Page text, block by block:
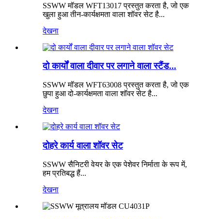
SSWW मॉडल WFT13017 प्रस्तुत करता है, जो एक
खुला हुआ तीन-कार्यक्षमता वाला शॉवर सेट है...
देखना
दो कार्यों वाला दीवार पर लगाने वाला स्टैंड...
SSWW मॉडल WFT63008 प्रस्तुत करता है, जो एक
छुपा हुआ दो-कार्यक्षमता वाला शॉवर सेट है...
देखना
दोहरे कार्य वाला शॉवर सेट
SSWW सैनिटरी वेयर के एक पेशेवर निर्माता के रूप में,
हम प्रतिबद्ध हैं...
देखना